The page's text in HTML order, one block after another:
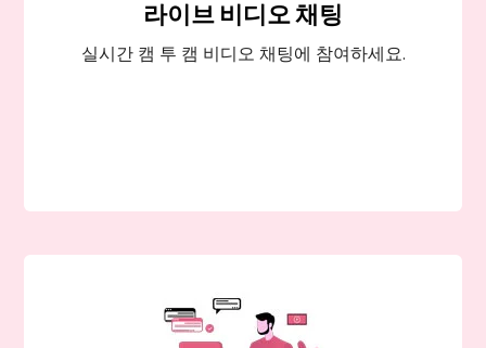
라이브 비디오 채팅
실시간 캠 투 캠 비디오 채팅에 참여하세요.